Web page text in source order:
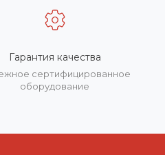
Гарантия качества
сертифицированное
оборудование